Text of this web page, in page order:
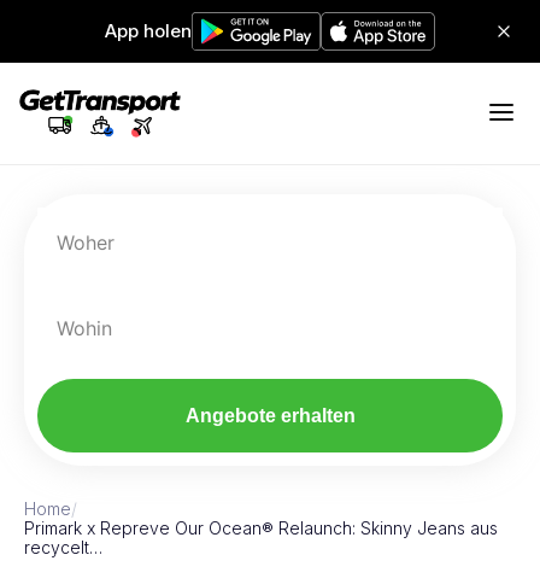
App holen
Woher
Wohin
Angebote erhalten
Home/
Primark x Repreve Our Ocean® Relaunch: Skinny Jeans aus
recycelt…